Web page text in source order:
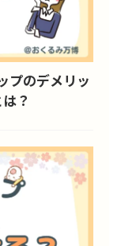
プのデメリッ
？